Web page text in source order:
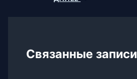
Связанные записи